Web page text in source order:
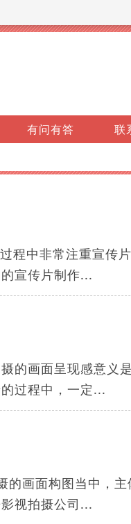
有问有答 联
程中非常注重宣传
宣传片制作...
的画面呈现感意义
过程中，一定...
画面构图当中，
视拍摄公司...